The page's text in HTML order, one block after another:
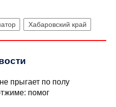
Хабаровский край
прыгает по полу
помог